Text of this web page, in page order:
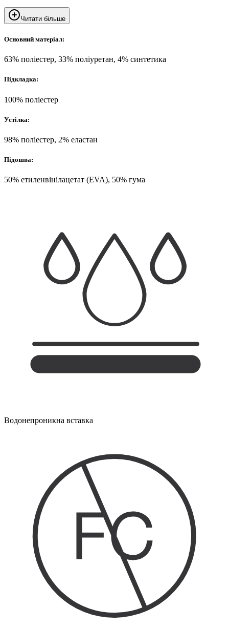
Читати більше
Основний матеріал:
63% поліестер, 33% поліуретан, 4% синтетика
Підкладка:
100% поліестер
Устілка:
98% поліестер, 2% еластан
Підошва:
50% етиленвінілацетат (EVA), 50% гума
Водонепроникна вставка